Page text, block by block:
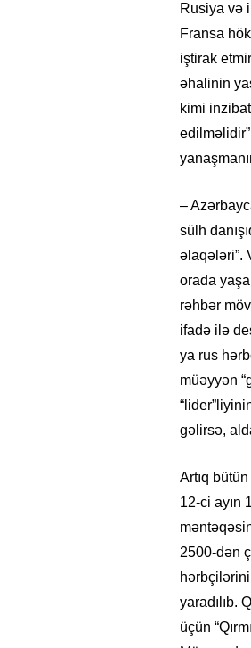
Rusiya və
Fransa
iştirak
əhalinin
kimi
–
sülh
əlaqələri”.
orada
rəhbər
ifadə ilə
ya rus
müəyyən
gəlirsə,
Artıq
12-ci ayın
2500-dən
yaradılıb.
üçün